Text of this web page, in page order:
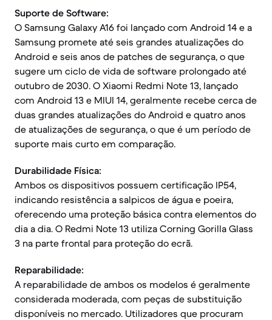
Suporte de Software:
O Samsung Galaxy A16 foi lançado com Android 14 e a
Samsung promete até seis grandes atualizações do
Android e seis anos de patches de segurança, o que
sugere um ciclo de vida de software prolongado até
outubro de 2030. O Xiaomi Redmi Note 13, lançado
com Android 13 e MIUI 14, geralmente recebe cerca de
duas grandes atualizações do Android e quatro anos
de atualizações de segurança, o que é um período de
suporte mais curto em comparação.
Durabilidade Física:
Ambos os dispositivos possuem certificação IP54,
indicando resistência a salpicos de água e poeira,
oferecendo uma proteção básica contra elementos do
dia a dia. O Redmi Note 13 utiliza Corning Gorilla Glass
3 na parte frontal para proteção do ecrã.
Reparabilidade:
A reparabilidade de ambos os modelos é geralmente
considerada moderada, com peças de substituição
disponíveis no mercado. Utilizadores que procuram